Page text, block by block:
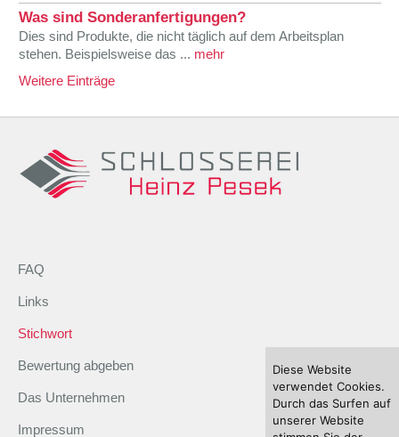
Diese Website
verwendet Cookies.
Durch das Surfen auf
unserer Website
Was sind Sonderanfertigungen?
Dies sind Produkte, die nicht täglich auf dem Arbeitsplan
stehen. Beispielsweise das ... mehr
Weitere Einträge
FAQ
Links
Stichwort
Bewertung abgeben
Das Unternehmen
Impressum